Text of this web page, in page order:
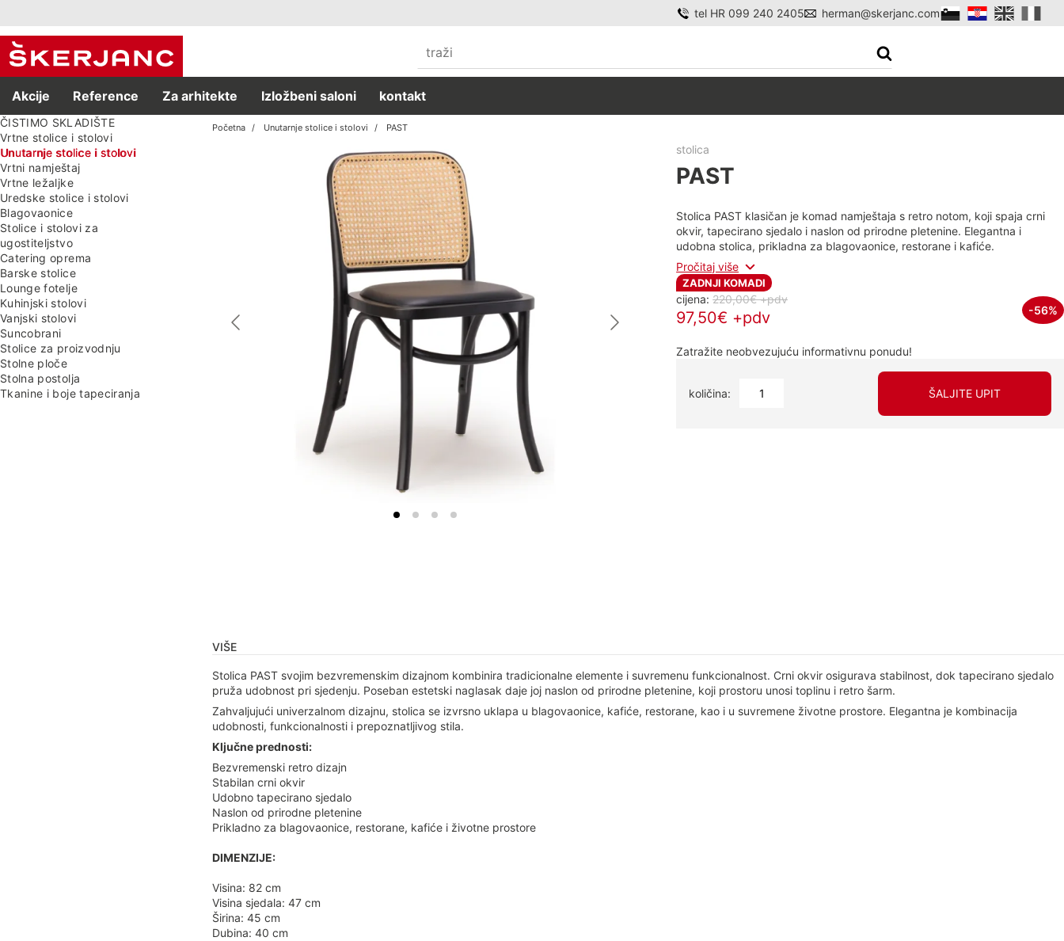
tel HR 099 240 2405 herman@skerjanc.com
Akcije Reference Za arhitekte Izložbeni saloni kontakt
ČISTIMO SKLADIŠTE
Vrtne stolice i stolovi
Unutarnje stolice i stolovi
Vrtni namještaj
Vrtne ležaljke
Uredske stolice i stolovi
Blagovaonice
Stolice i stolovi za
ugostiteljstvo
Catering oprema
Barske stolice
Lounge fotelje
Kuhinjski stolovi
Vanjski stolovi
Suncobrani
Stolice za proizvodnju
Stolne ploče
Stolna postolja
Tkanine i boje tapeciranja
Početna Unutarnje stolice i stolovi PAST
stolica
PAST
Stolica PAST klasičan je komad namještaja s retro notom, koji spaja crni
okvir, tapecirano sjedalo i naslon od prirodne pletenine. Elegantna i
udobna stolica, prikladna za blagovaonice, restorane i kafiće.
Pročitaj više
ZADNJI KOMADI
cijena:220,00€ +pdv
97,50€ +pdv -56%
Zatražite neobvezujuću informativnu ponudu!
količina: ŠALJITE UPIT
VIŠE
Stolica PAST svojim bezvremenskim dizajnom kombinira tradicionalne elemente i suvremenu funkcionalnost. Crni okvir osigurava stabilnost, dok tapecirano sjedalo
pruža udobnost pri sjedenju. Poseban estetski naglasak daje joj naslon od prirodne pletenine, koji prostoru unosi toplinu i retro šarm.
Zahvaljujući univerzalnom dizajnu, stolica se izvrsno uklapa u blagovaonice, kafiće, restorane, kao i u suvremene životne prostore. Elegantna je kombinacija
udobnosti, funkcionalnosti i prepoznatljivog stila.
Ključne prednosti:
Bezvremenski retro dizajn
Stabilan crni okvir
Udobno tapecirano sjedalo
Naslon od prirodne pletenine
Prikladno za blagovaonice, restorane, kafiće i životne prostore
DIMENZIJE:
Visina: 82 cm
Visina sjedala: 47 cm
Širina: 45 cm
Dubina: 40 cm